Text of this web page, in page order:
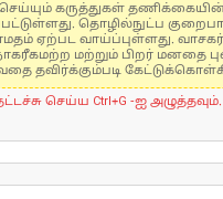
செய்யும் கருத்துகள்
தொழில்நுட்ப
ஏற்பட வாய்ப்புள்ளது.
மற்றும் பிறர் மனதை
தவிர்க்கும்படி
செய்ய Ctrl+G -ஐ அழுத்தவும்.